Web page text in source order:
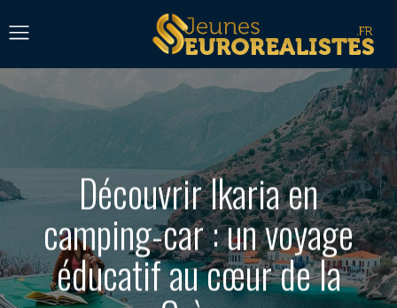
Découvrir Ikaria en
camping-car : un voyage
éducatif au cœur de la